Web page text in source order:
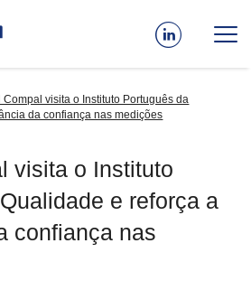
Compal visita o Instituto Português da
da confiança nas medições
visita o Instituto
e reforça a
confiança nas